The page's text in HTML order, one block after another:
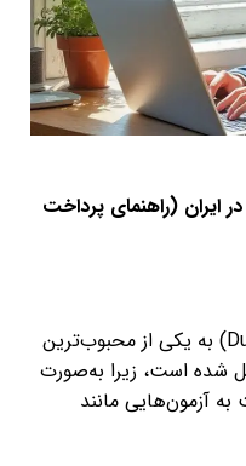
ایده
ایران (راهنمای پرداخت
آزمون دولینگو (Duolingo English Test) به یکی از محبوب‌ترین
شده است، زیرا به‌صورت
آزمون‌هایی مانند